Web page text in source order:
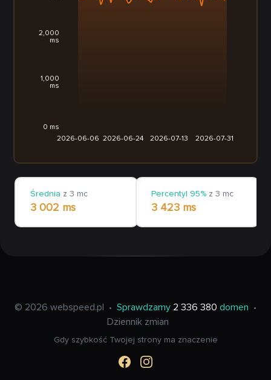
2026-06-06 2026-06-24 2026-07-13 2026-07-31
0 ms
1,000
ms
2,000
ms
Średnia z 3 mc
3 002 ms
Percentyl 95% z 3 mc
3 423 ms
© 2026 webspeed.pl • Sprawdzamy 2 336 380 domen
•
Dziennik zmian
Gdy szybkość Twojej strony ma znaczenie